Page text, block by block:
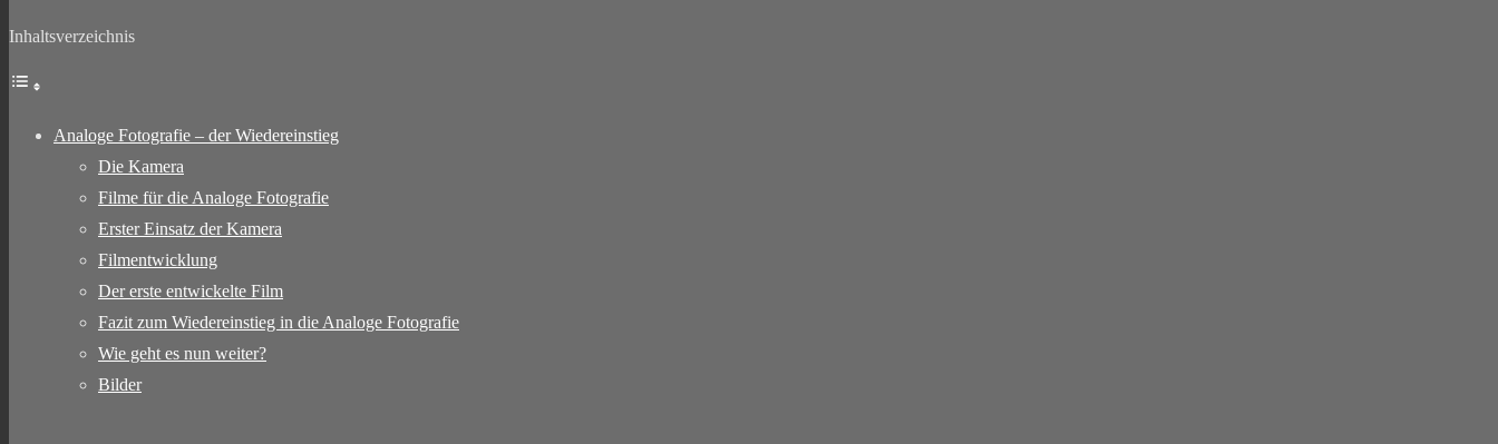
Inhaltsverzeichnis
Analoge Fotografie – der Wiedereinstieg
Die Kamera
Filme für die Analoge Fotografie
Erster Einsatz der Kamera
Filmentwicklung
Der erste entwickelte Film
Fazit zum Wiedereinstieg in die Analoge Fotografie
Wie geht es nun weiter?
Bilder